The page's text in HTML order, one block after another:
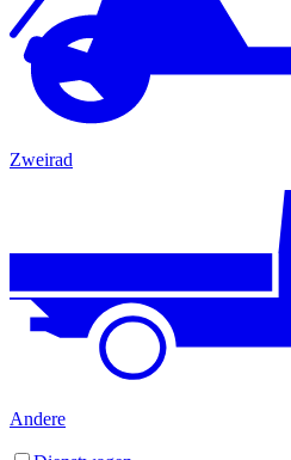
Zweirad
Andere